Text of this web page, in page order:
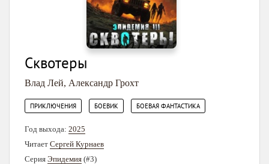
Сквотеры
Влад Лей, Александр Грохт
ПРИКЛЮЧЕНИЯ БОЕВИК БОЕВАЯ ФАНТАСТИКА
Год выхода: 2025
Читает Сергей Курнаев
Серия Эпидемия (#3)